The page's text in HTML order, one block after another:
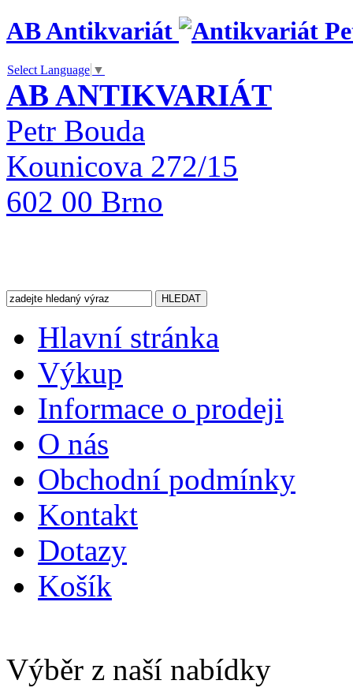
AB Antikvariát
Select Language ▼
AB ANTIKVARIÁT
Petr Bouda
Kounicova 272/15
602 00 Brno
Hlavní stránka
Výkup
Informace o prodeji
O nás
Obchodní podmínky
Kontakt
Dotazy
Košík
Výběr z naší nabídky